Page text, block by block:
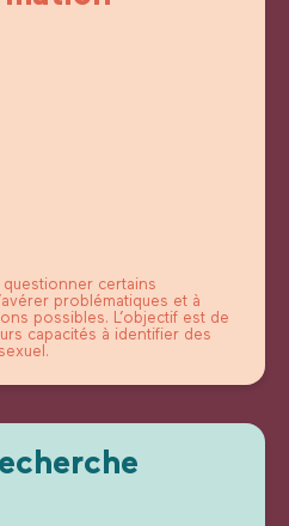
questionner certains
problématiques et à
possibles. L’objectif est de
capacités à identifier des